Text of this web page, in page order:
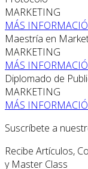
MARKETING
MÁS
Maestría en
MARKETING
MÁS
Diplomado de
MARKETING
MÁS
Suscríbete a
Recibe Artículos,
y Master Class